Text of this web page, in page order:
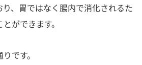
、胃ではなく腸内で消化されるた
ができます。
です。